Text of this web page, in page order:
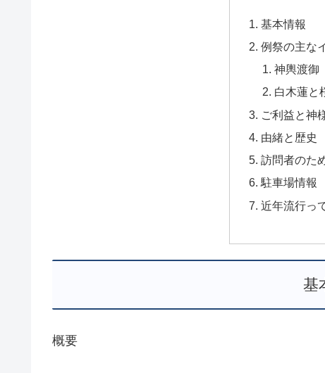
基本情報
例祭の主な
神輿渡御
白木蓮と
ご利益と神
由緒と歴史
訪問者のた
駐車場情報
近年流行っ
基
概要